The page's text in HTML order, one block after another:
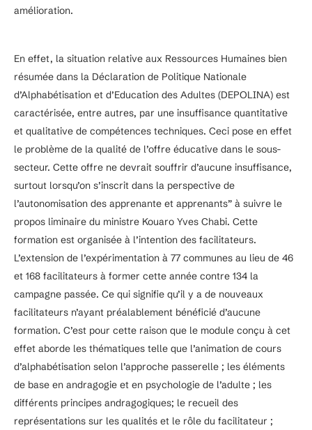
amélioration.
En effet, la situation relative aux Ressources Humaines bien
résumée dans la Déclaration de Politique Nationale
d’Alphabétisation et d’Education des Adultes (DEPOLINA) est
caractérisée, entre autres, par une insuffisance quantitative
et qualitative de compétences techniques. Ceci pose en effet
le problème de la qualité de l’offre éducative dans le sous-
secteur. Cette offre ne devrait souffrir d’aucune insuffisance,
surtout lorsqu’on s’inscrit dans la perspective de
l’autonomisation des apprenante et apprenants” à suivre le
propos liminaire du ministre Kouaro Yves Chabi. Cette
formation est organisée à l’intention des facilitateurs.
L’extension de l’expérimentation à 77 communes au lieu de 46
et 168 facilitateurs à former cette année contre 134 la
campagne passée. Ce qui signifie qu’il y a de nouveaux
facilitateurs n’ayant préalablement bénéficié d’aucune
formation. C’est pour cette raison que le module conçu à cet
effet aborde les thématiques telle que l’animation de cours
d’alphabétisation selon l’approche passerelle ; les éléments
de base en andragogie et en psychologie de l’adulte ; les
différents principes andragogiques; le recueil des
représentations sur les qualités et le rôle du facilitateur ;